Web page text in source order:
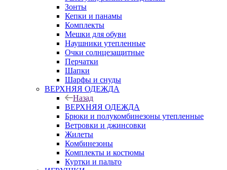
Зонты
Кепки и панамы
Комплекты
Мешки для обуви
Наушники утепленные
Очки солнцезащитные
Перчатки
Шапки
Шарфы и снуды
ВЕРХНЯЯ ОДЕЖДА
Назад
ВЕРХНЯЯ ОДЕЖДА
Брюки и полукомбинезоны утепленные
Ветровки и джинсовки
Жилеты
Комбинезоны
Комплекты и костюмы
Куртки и пальто